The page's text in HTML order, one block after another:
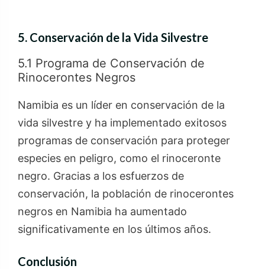
5. Conservación de la Vida Silvestre
5.1 Programa de Conservación de
Rinocerontes Negros
Namibia es un líder en conservación de la
vida silvestre y ha implementado exitosos
programas de conservación para proteger
especies en peligro, como el rinoceronte
negro. Gracias a los esfuerzos de
conservación, la población de rinocerontes
negros en Namibia ha aumentado
significativamente en los últimos años.
Conclusión